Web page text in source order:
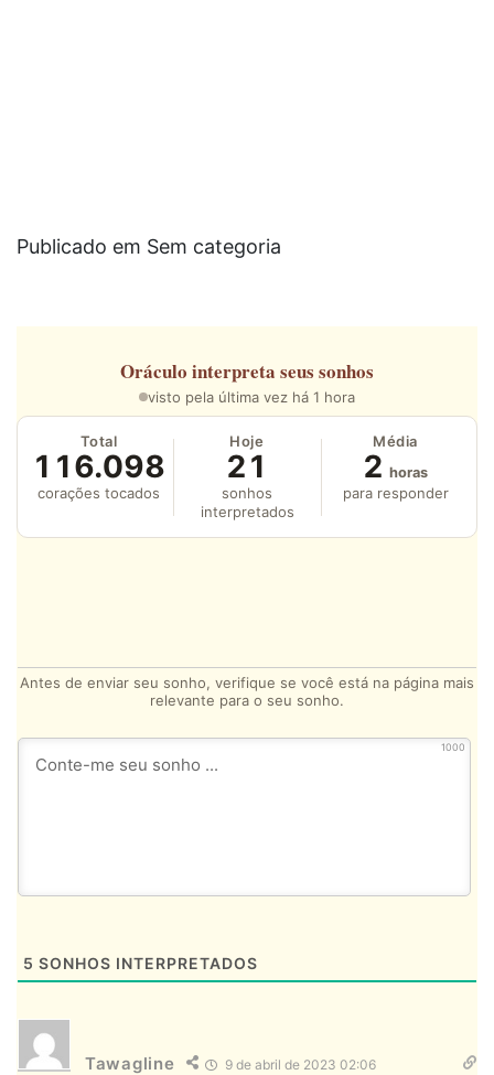
Publicado em Sem categoria
Oráculo interpreta seus sonhos
visto pela última vez há 1 hora
Total
116.098
corações tocados
Hoje
21
sonhos
interpretados
Média
2 horas
para responder
Antes de enviar seu sonho, verifique se você está na página mais
relevante para o seu sonho.
1000
5 SONHOS INTERPRETADOS
Tawagline 9 de abril de 2023 02:06